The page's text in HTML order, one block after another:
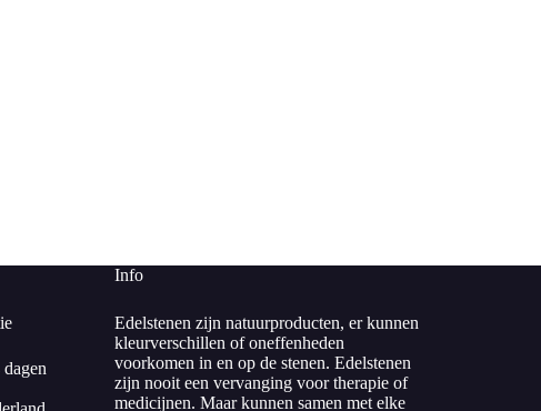
Info
Edelstenen zijn natuurproducten, er kunnen
kleurverschillen of oneffenheden
voorkomen in en op de stenen. Edelstenen
zijn nooit een vervanging voor therapie of
medicijnen. Maar kunnen samen met elke